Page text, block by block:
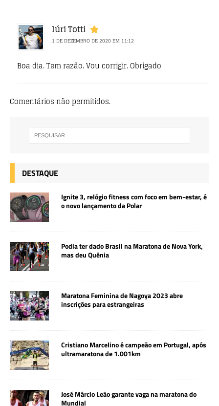
Iúri Totti
1 DE DEZEMBRO DE 2020 EM 11:12
Boa dia. Tem razão. Vou corrigir. Obrigado
Comentários não permitidos.
DESTAQUE
Ignite 3, relógio fitness com foco em bem-estar, é
o novo lançamento da Polar
Podia ter dado Brasil na Maratona de Nova York,
mas deu Quênia
Maratona Feminina de Nagoya 2023 abre
inscrições para estrangeiras
Cristiano Marcelino é campeão em Portugal, após
ultramaratona de 1.001km
José Márcio Leão garante vaga na maratona do
Mundial